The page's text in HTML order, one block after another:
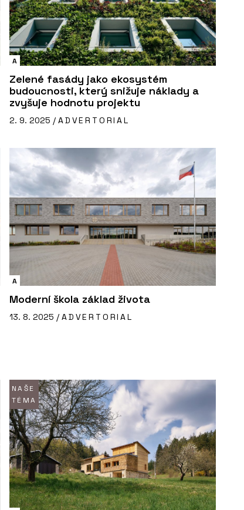
A
Zelené fasády jako ekosystém
budoucnosti, který snižuje náklady a
zvyšuje hodnotu projektu
2. 9. 2025 / ADVERTORIAL
A
Moderní škola základ života
13. 8. 2025 / ADVERTORIAL
NAŠE
TÉMA